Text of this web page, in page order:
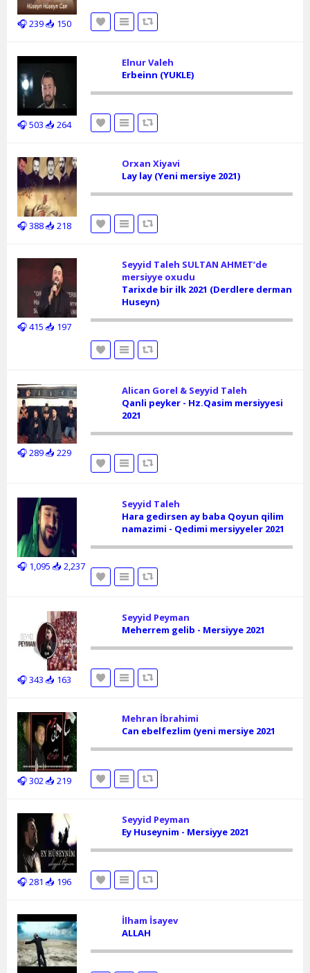
🎧 239📥 150
🎧 503 📥 264
Elnur Valeh
Erbeinn (YUKLE)
🎧 388📥 218
Orxan Xiyavi
Lay lay (Yeni mersiye 2021)
🎧 415 📥 197
Seyyid Taleh SULTAN AHMET’de
mersiyye oxudu
Tarixde bir ilk 2021 (Derdlere derman
Huseyn)
🎧 289📥 229
Alican Gorel & Seyyid Taleh
Qanli peyker - Hz.Qasim mersiyyesi
2021
🎧 1,095 📥 2,237
Seyyid Taleh
Hara gedirsen ay baba Qoyun qilim
namazimi - Qedimi mersiyyeler 2021
🎧 343 📥 163
Seyyid Peyman
Meherrem gelib - Mersiyye 2021
🎧 302📥 219
Mehran İbrahimi
Can ebelfezlim (yeni mersiye 2021
🎧 281 📥 196
Seyyid Peyman
Ey Huseynim - Mersiyye 2021
İlham İsayev
ALLAH